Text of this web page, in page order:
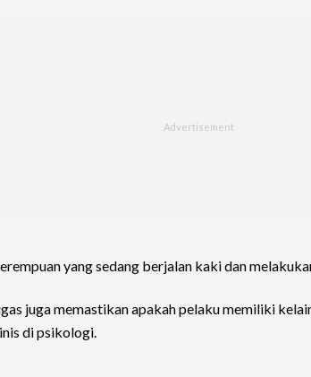
yang sedang berjalan kaki dan
juga memastikan apakah pelaku memiliki
di psikologi.